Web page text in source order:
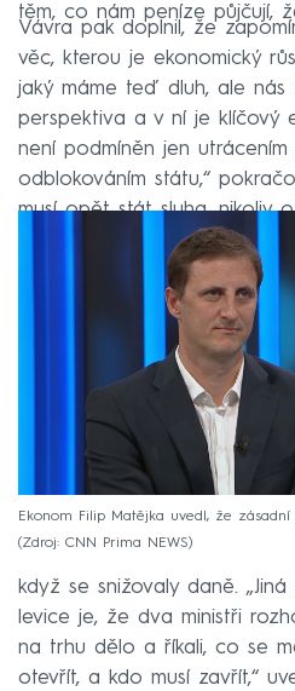
těm, co nám peníze půjčují,
Vávra pak doplnil, že
věc, kterou je ekonomický
jaký máme teď dluh, ale nás
perspektiva a v ní je klíčový
není podmíněn jen
odblokováním státu,“
musí opět stát sluha, nikoliv
Ekonom Filip Matějka uvedl, že
Zdroj: CNN Prima NEWS
když se snižovaly daně.
levice je, že dva ministři
na trhu dělo a říkali, co se
otevřít, a kdo musí zavřít,“